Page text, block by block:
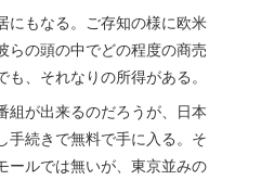
にもなる。ご存知の様に欧米
らの頭の中でどの程度の商売
、それなりの所得がある。
組が出来るのだろうが、日本
手続きで無料で手に入る。そ
ールでは無いが、東京並みの